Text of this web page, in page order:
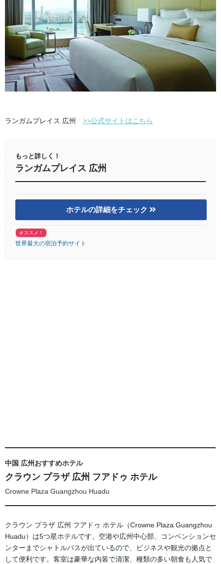
ランガムプレイス 広州 >>公式サイトはこちら
もっと詳しく！
ランガムプレイス 広州
ホテルの詳細をチェック
オススメ！
世界最大の宿泊予約サイト
中国 広州おすすめホテル
クラウン プラザ 広州 フアドゥ ホテル
Crowne Plaza Guangzhou Huadu
クラウン プラザ 広州 フアドゥ ホテル（Crowne Plaza Guangzhou
Huadu）は5つ星ホテルです。空港や広州中心部、コンベンションセ
ンターまでシャトルバスが出ているので、ビジネスや観光の拠点と
して便利です。客室は豪華な内装で清潔、種類の多い朝食も人気で